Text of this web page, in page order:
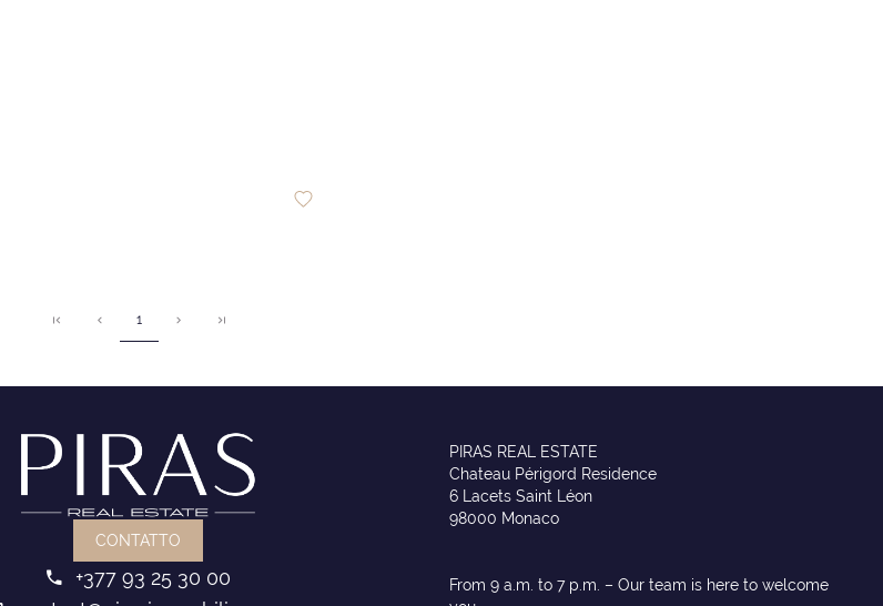
1
CONTATTO
+377 93 25 30 00
PIRAS REAL ESTATE
Chateau Périgord Residence
6 Lacets Saint Léon
98000 Monaco
From 9 a.m. to 7 p.m. – Our team is here to welcome